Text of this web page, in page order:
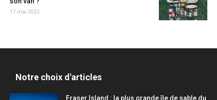
17 mai 2022
Notre choix d'articles
Fraser Island : la plus grande île de sable du